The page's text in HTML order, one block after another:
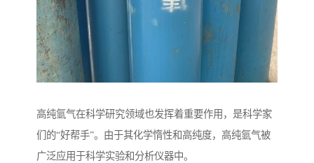
高纯氩气在科学研究领域也发挥着重要作用，是科学家
们的“好帮手”。由于其化学惰性和高纯度，高纯氩气被
广泛应用于科学实验和分析仪器中。